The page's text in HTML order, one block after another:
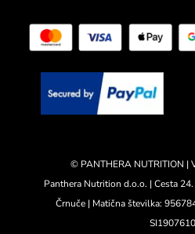
© PANTHERA NUTRITION |
Panthera Nutrition d.o.o. | Cesta
Črnuče | Matična številka: